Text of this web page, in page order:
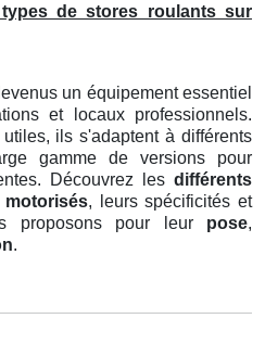
de stores roulants sur
un équipement essentiel
et locaux professionnels.
ils s'adaptent à différents
gamme de versions pour
Découvrez les différents
, leurs spécificités et
proposons pour leur pose,
.